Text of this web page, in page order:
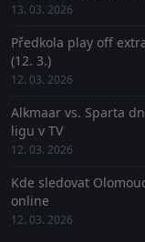
13. 03. 2026
Předkola play off
(12. 3.)
12. 03. 2026
Alkmaar vs. Sparta
ligu v TV
12. 03. 2026
Kde sledovat
online
12. 03. 2026